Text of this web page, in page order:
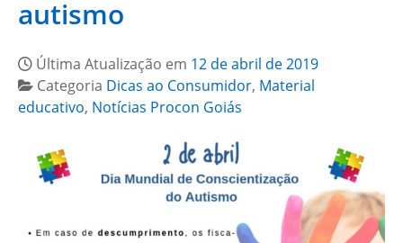
autismo
Última Atualização em 12 de abril de 2019
Categoria Dicas ao Consumidor, Material
educativo, Notícias Procon Goiás